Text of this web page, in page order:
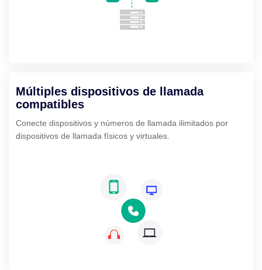
Múltiples dispositivos de llamada
compatibles
Conecte dispositivos y números de llamada ilimitados por
dispositivos de llamada físicos y virtuales.